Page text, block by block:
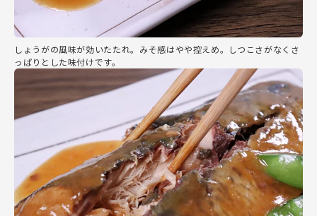
しょうがの風味が効いたたれ。みそ感はやや控えめ。しつこさがなくさ
っぱりとした味付けです。